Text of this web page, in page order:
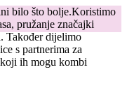
bilo što bolje.Koristimo
pružanje značajki
Također dijelimo
s partnerima za
ih mogu kombi